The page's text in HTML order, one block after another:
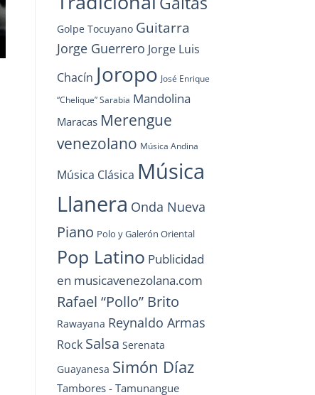
Golpe Tocuyano Guitarra
Jorge Guerrero Jorge Luis
Chacín Joropo José Enrique
“Chelique” Sarabia Mandolina
Maracas Merengue
venezolano Música Andina
Música Clásica Música
Llanera Onda Nueva
Piano Polo y Galerón Oriental
Pop Latino Publicidad
en musicavenezolana.com
Rafael “Pollo” Brito
Rawayana Reynaldo Armas
Rock Salsa Serenata
Guayanesa Simón Díaz
Tambores - Tamunangue